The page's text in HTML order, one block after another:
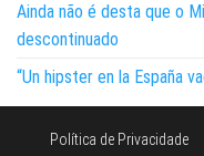
Ainda não é desta que o
descontinuado
“Un hipster en la España
Política de Privacidade